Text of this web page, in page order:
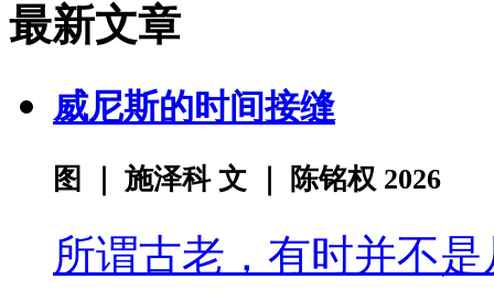
最新文章
威尼斯的时间接缝
图 ｜ 施泽科 文 ｜ 陈铭权 2026
所谓古老，有时并不